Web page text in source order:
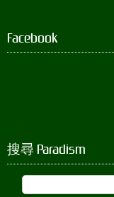
Facebook
搜尋 Paradism